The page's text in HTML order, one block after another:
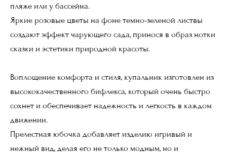
пляже или у бассейна.
Яркие розовые цветы на фоне темно-зеленой листвы
создают эффект чарующего сада, принося в образ нотки
сказки и эстетики природной красоты.
Воплощение комфорта и стиля, купальник изготовлен из
высококачественного бифлекса, который очень быстро
сохнет и обеспечивает надежность и легкость в каждом
движении.
Прелестная юбочка добавляет изделию игривый и
нежный вид, делая его не только модным, но и